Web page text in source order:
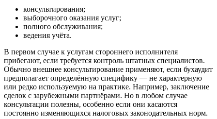
консультирования;
выборочного оказания услуг;
полного обслуживания;
ведения учёта.
В первом случае к услугам стороннего исполнителя
прибегают, если требуется контроль штатных специалистов.
Обычно внешнее консультирование применяют, если бухаудит
предполагает определённую специфику — не характерную
или редко используемую на практике. Например, заключение
сделок с зарубежными партнёрами. Но в любом случае
консультации полезны, особенно если они касаются
постоянно изменяющихся налоговых законодательных норм.